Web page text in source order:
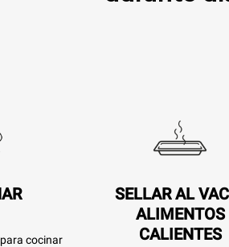
cocinar
SELLAR AL
ALIMENTOS
CALIENTES